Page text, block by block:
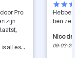
Pro
zijn
is alles
starstar
ben
Nico
09-03-